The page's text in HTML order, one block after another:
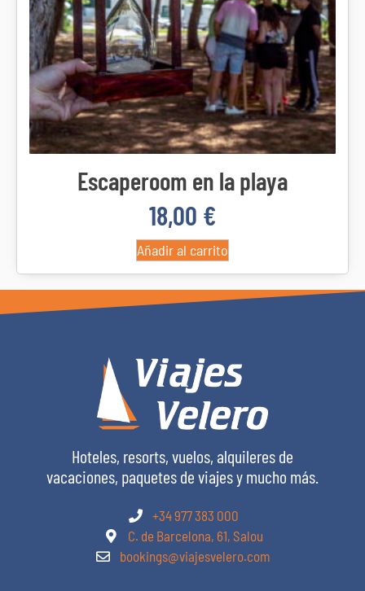
Escaperoom en la playa
18,00 €
Añadir al carrito
Hoteles, resorts, vuelos, alquileres de
vacaciones, paquetes de viajes y mucho más.
+34 977 383 000
C. de Barcelona, 61, Salou
bookings@viajesvelero.com